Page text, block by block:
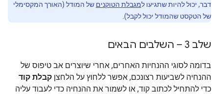
דבר, יכול להיות שתגיעו למגבלת הטוקנים של המודל (האורך המקסימלי
של הטקסט שהמודל יכול לקבל).
שלב 3 – השלבים הבאים
בדומה לסוגי ההנחיות האחרים, אחרי שיוצרים אב טיפוס של
ההנחיה לשביעות רצונכם, אפשר ללחוץ על הלחצן קבלת קוד
כדי להתחיל לכתוב קוד, או לשמור את ההנחיה כדי לעבוד עליה